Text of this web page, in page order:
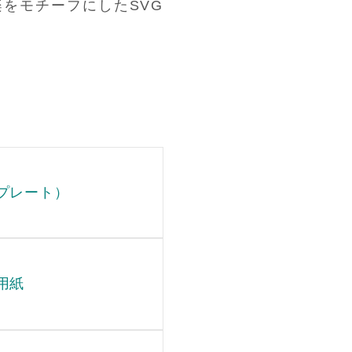
モチーフにしたSVG
レート）
紙